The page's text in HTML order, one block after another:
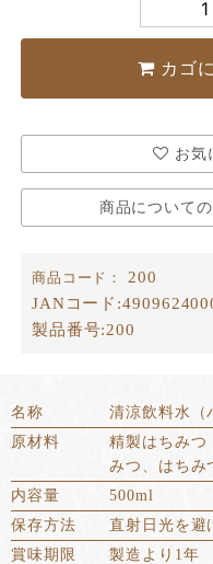
カゴ
お気
商品について
商品コード：
200
JANコード:
製品番号:200
名称
清涼飲料水（
原材料
精製はちみつ
みつ、はちみ
内容量
500ml
保存方法
直射日光を避
賞味期限
製造より1年